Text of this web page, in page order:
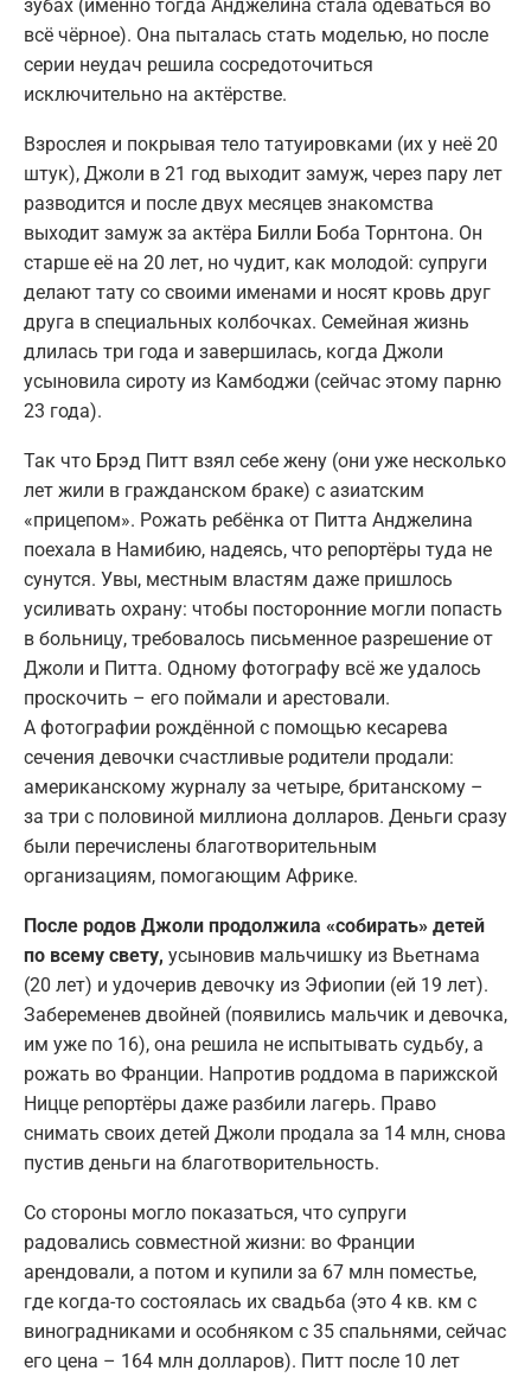
зубах (именно тогда Анджелина стала одеваться во
всё чёрное). Она пыталась стать моделью, но после
серии неудач решила сосредоточиться
исключительно на актёрстве.
Взрослея и покрывая тело татуировками (их у неё 20
штук), Джоли в 21 год выходит замуж, через пару лет
разводится и после двух месяцев знакомства
выходит замуж за актёра Билли Боба Торнтона. Он
старше её на 20 лет, но чудит, как молодой: супруги
делают тату со своими именами и носят кровь друг
друга в специальных колбочках. Семейная жизнь
длилась три года и завершилась, когда Джоли
усыновила сироту из Камбоджи (сейчас этому парню
23 года).
Так что Брэд Питт взял себе жену (они уже несколько
лет жили в гражданском браке) с азиатским
«прицепом». Рожать ребёнка от Питта Анджелина
поехала в Намибию, надеясь, что репортёры туда не
сунутся. Увы, местным властям даже пришлось
усиливать охрану: чтобы посторонние могли попасть
в больницу, требовалось письменное разрешение от
Джоли и Питта. Одному фотографу всё же удалось
проскочить – его поймали и арестовали.
А фотографии рождённой с помощью кесарева
сечения девочки счастливые родители продали:
американскому журналу за четыре, британскому –
за три с половиной миллиона долларов. Деньги сразу
были перечислены благотворительным
организациям, помогающим Африке.
После родов Джоли продолжила «собирать» детей
по всему свету, усыновив мальчишку из Вьетнама
(20 лет) и удочерив девочку из Эфиопии (ей 19 лет).
Забеременев двойней (появились мальчик и девочка,
им уже по 16), она решила не испытывать судьбу, а
рожать во Франции. Напротив роддома в парижской
Ницце репортёры даже разбили лагерь. Право
снимать своих детей Джоли продала за 14 млн, снова
пустив деньги на благотворительность.
Со стороны могло показаться, что супруги
радовались совместной жизни: во Франции
арендовали, а потом и купили за 67 млн поместье,
где когда-то состоялась их свадьба (это 4 кв. км с
виноградниками и особняком с 35 спальнями, сейчас
его цена – 164 млн долларов). Питт после 10 лет